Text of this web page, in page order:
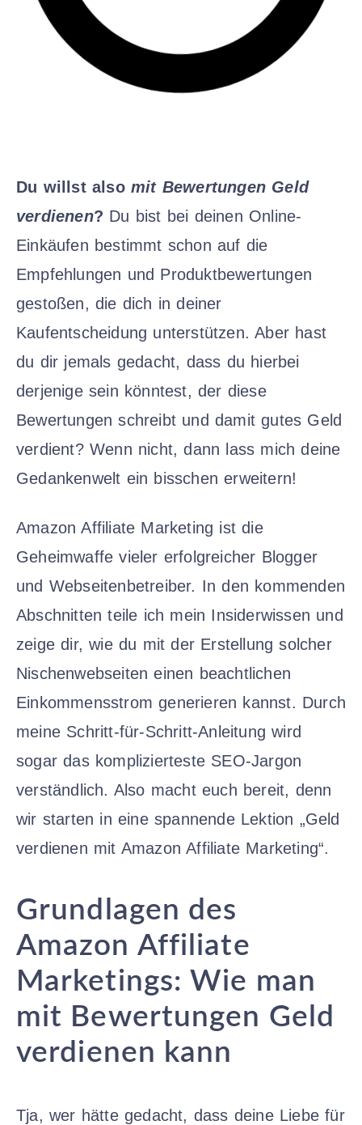
Du willst also mit Bewertungen Geld
verdienen? Du bist bei deinen Online-
Einkäufen bestimmt schon auf die
Empfehlungen und Produktbewertungen
gestoßen, die dich in deiner
Kaufentscheidung unterstützen. Aber hast
du dir jemals gedacht, dass du hierbei
derjenige sein könntest, der diese
Bewertungen schreibt und damit gutes Geld
verdient? Wenn nicht, dann lass mich deine
Gedankenwelt ein bisschen erweitern!
Amazon Affiliate Marketing ist die
Geheimwaffe vieler erfolgreicher Blogger
und Webseitenbetreiber. In den kommenden
Abschnitten teile ich mein Insiderwissen und
zeige dir, wie du mit der Erstellung solcher
Nischenwebseiten einen beachtlichen
Einkommensstrom generieren kannst. Durch
meine Schritt-für-Schritt-Anleitung wird
sogar das komplizierteste SEO-Jargon
verständlich. Also macht euch bereit, denn
wir starten in eine spannende Lektion „Geld
verdienen mit Amazon Affiliate Marketing“.
Grundlagen des
Amazon Affiliate
Marketings: Wie man
mit Bewertungen Geld
verdienen kann
Tja, wer hätte gedacht, dass deine Liebe für